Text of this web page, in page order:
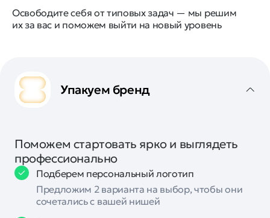
Освободите себя от типовых задач — мы решим
их за вас и поможем выйти на новый уровень
Упакуем бренд
Поможем стартовать ярко и выглядеть
профессионально
Подберем персональный логотип
Предложим 2 варианта на выбор, чтобы они
сочетались с вашей нишей